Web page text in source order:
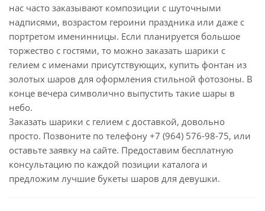
нас часто заказывают композиции с шуточными
надписями, возрастом героини праздника или даже с
портретом именинницы. Если планируется большое
торжество с гостями, то можно заказать шарики с
гелием с именами присутствующих, купить фонтан из
золотых шаров для оформления стильной фотозоны. В
конце вечера символично выпустить такие шары в
небо.
Заказать шарики с гелием с доставкой, довольно
просто. Позвоните по телефону +7 (964) 576-98-75, или
оставьте заявку на сайте. Предоставим бесплатную
консультацию по каждой позиции каталога и
предложим лучшие букеты шаров для девушки.